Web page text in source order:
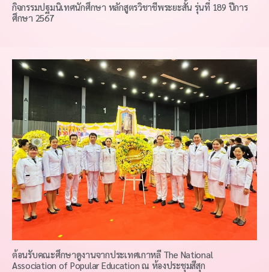
กิจกรรมปฐมนิเทศนักศึกษา หลักสูตรวิชาชีพระยะสั้น รุ่นที่ 189 ปีการ
ศึกษา 2567
ต้อนรับคณะศึกษาดูงานจากประเทศเกาหลี The National
Association of Popular Education ณ ห้องประชุมสีสุก